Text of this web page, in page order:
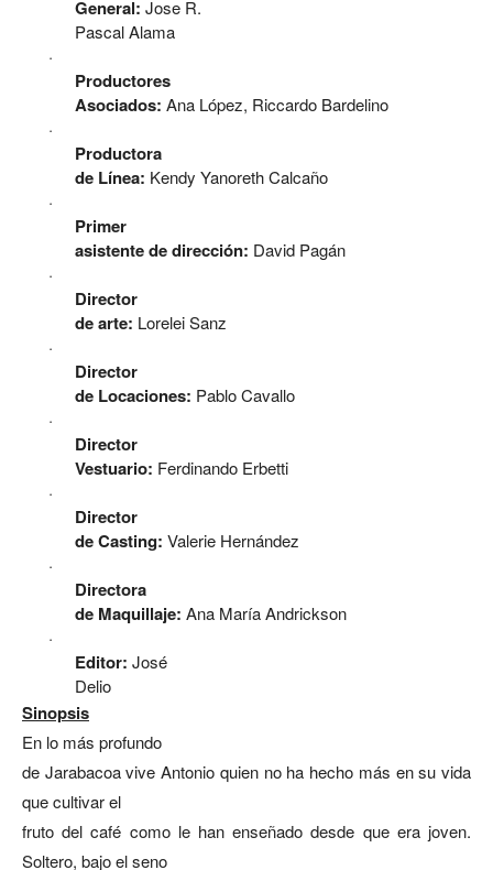
General: Jose R.
Pascal Alama
·
Productores
Asociados: Ana López, Riccardo Bardelino
·
Productora
de Línea: Kendy Yanoreth Calcaño
·
Primer
asistente de dirección: David Pagán
·
Director
de arte: Lorelei Sanz
·
Director
de Locaciones: Pablo Cavallo
·
Director
Vestuario: Ferdinando Erbetti
·
Director
de Casting: Valerie Hernández
·
Directora
de Maquillaje: Ana María Andrickson
·
Editor: José
Delio
Sinopsis
En lo más profundo
de Jarabacoa vive Antonio quien no ha hecho más en su vida
que cultivar el
fruto del café como le han enseñado desde que era joven.
Soltero, bajo el seno